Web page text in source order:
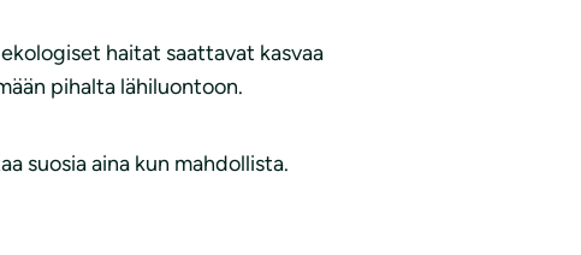
haitat saattavat kasvaa
pihalta lähiluontoon.
suosia aina kun mahdollista.